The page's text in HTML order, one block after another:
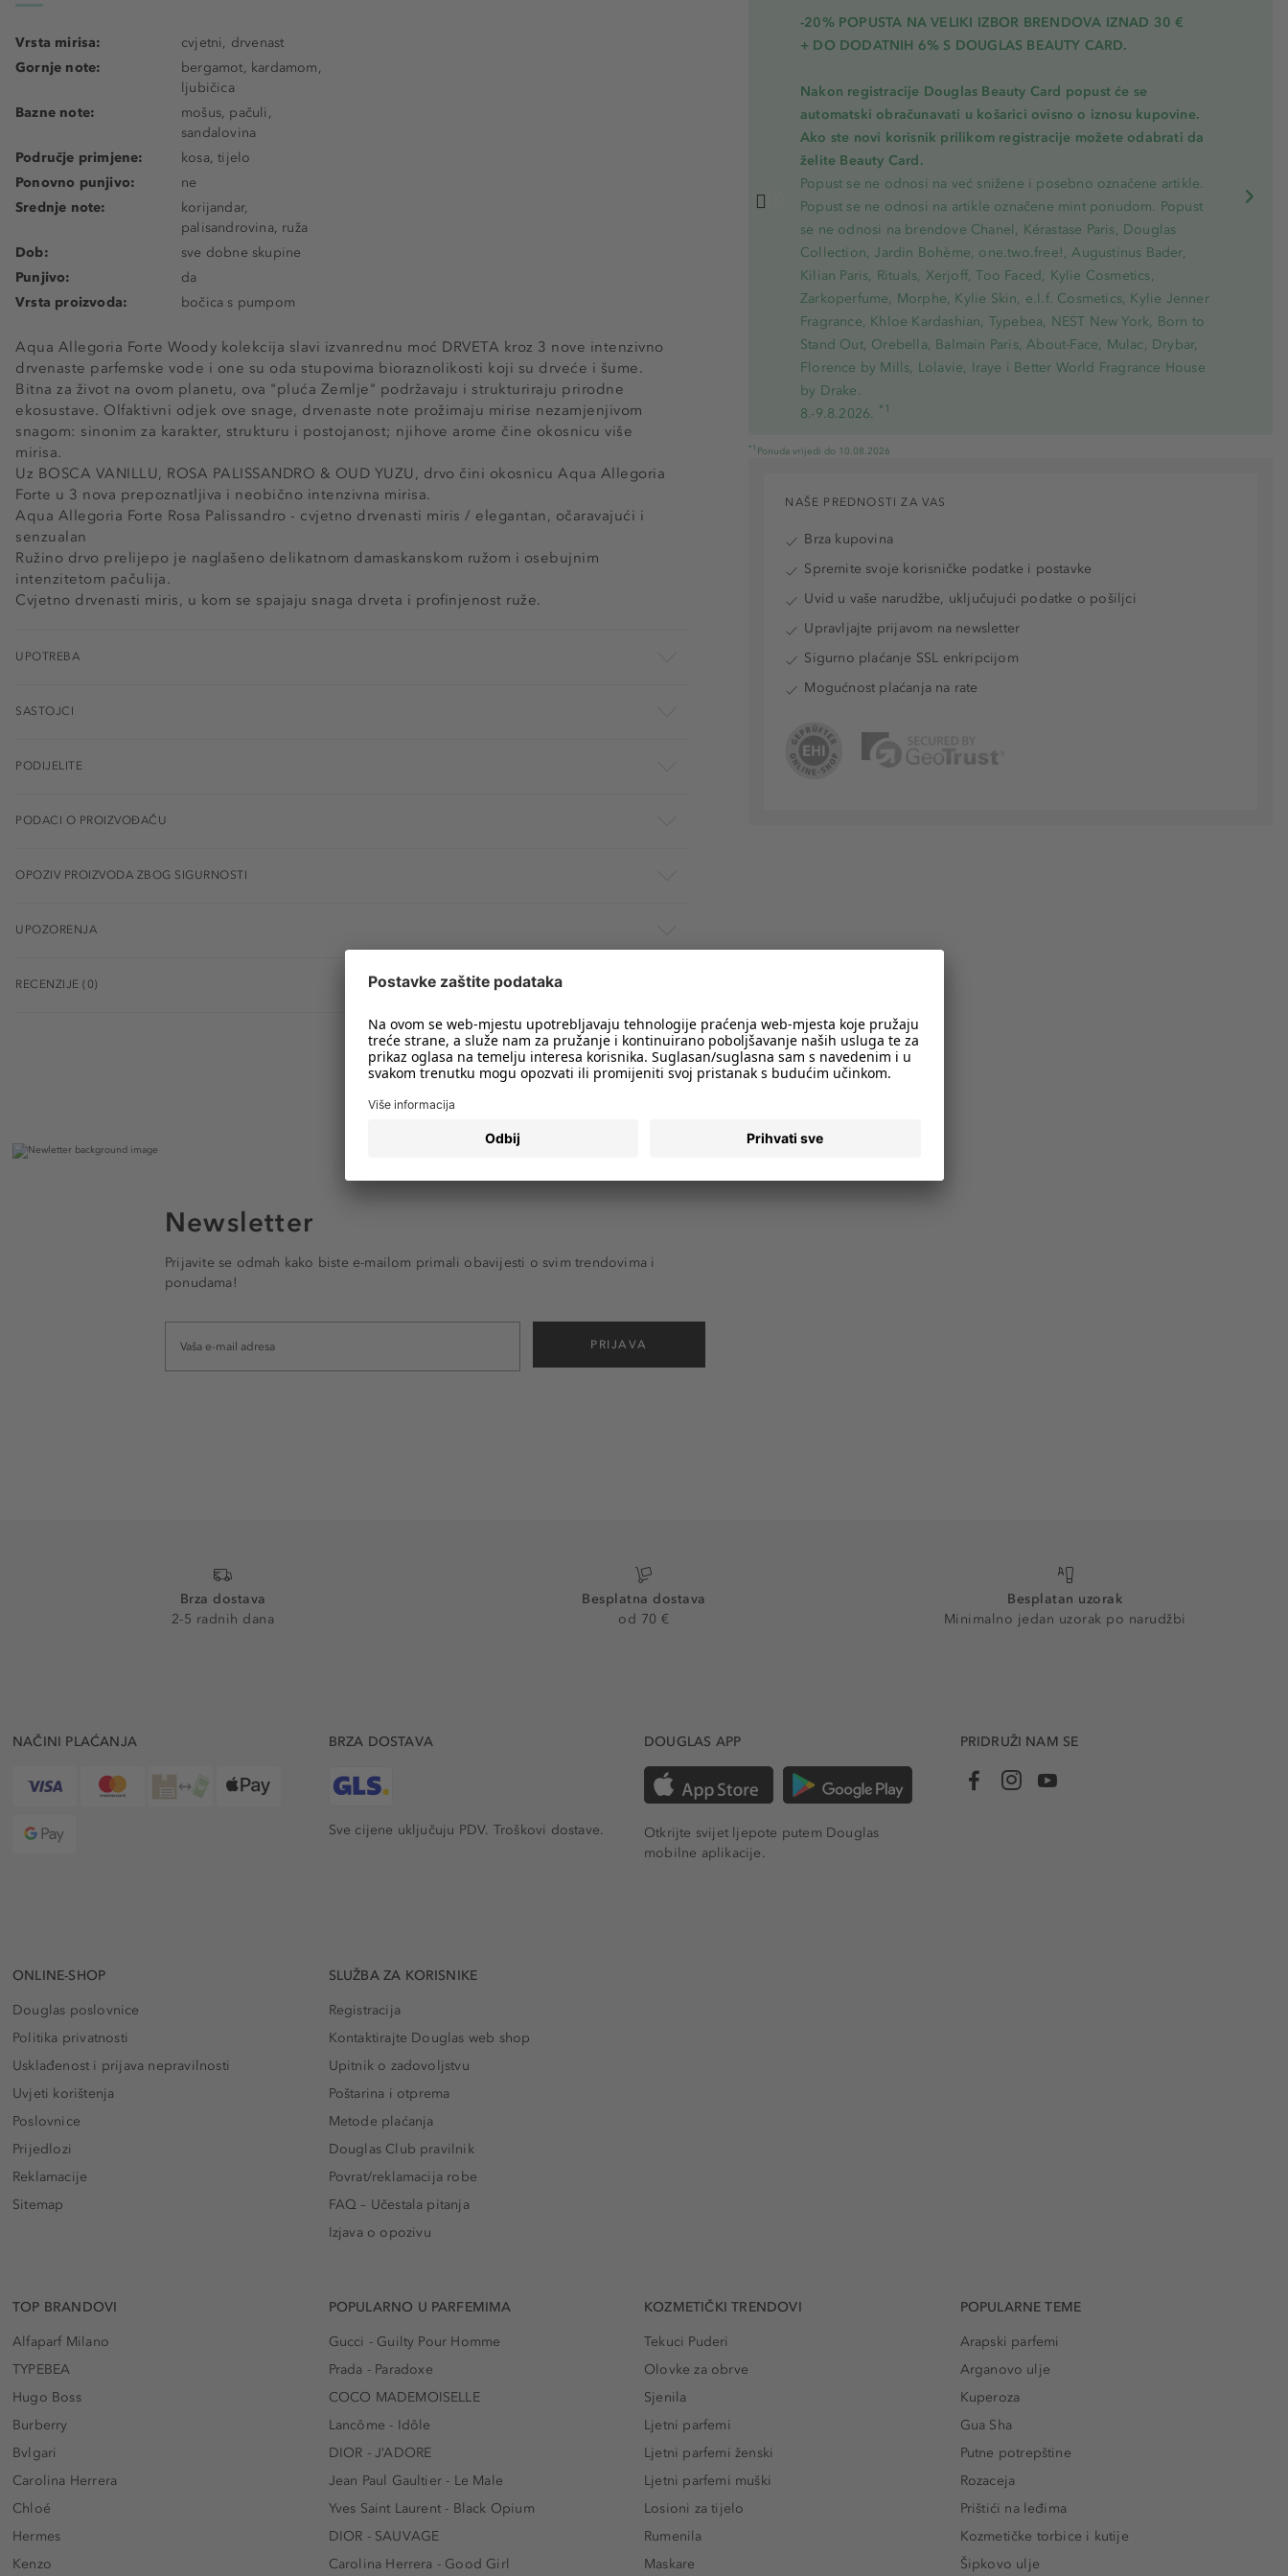
-20% POPUSTA NA VELIKI IZBOR BRENDOVA IZNAD 30 €
+ DO DODATNIH 6% S DOUGLAS BEAUTY CARD.
Nakon registracije Douglas Beauty Card popust će se
automatski obračunavati u košarici ovisno o iznosu kupovine.
Ako ste novi korisnik prilikom registracije možete odabrati da
želite Beauty Card.
Popust se ne odnosi na već snižene i posebno označene artikle.
Popust se ne odnosi na artikle označene mint ponudom. Popust
se ne odnosi na brendove Chanel, Kérastase Paris, Douglas
Collection, Jardin Bohème, one.two.free!, Augustinus Bader,
Kilian Paris, Rituals, Xerjoff, Too Faced, Kylie Cosmetics,
Zarkoperfume, Morphe, Kylie Skin, e.l.f. Cosmetics, Kylie Jenner
Fragrance, Khloe Kardashian, Typebea, NEST New York, Born to
Stand Out, Orebella, Balmain Paris, About-Face, Mulac, Drybar,
Florence by Mills, Lolavie, Iraye i Better World Fragrance House
by Drake.
8.-9.8.2026. *1
*1 Ponuda vrijedi do 10.08.2026
Aqua Allegoria Forte Woody kolekcija slavi izvanrednu moć DRVETA kroz 3 nove intenzivno
drvenaste parfemske vode i one su oda stupovima bioraznolikosti koji su drveće i šume.
Bitna za život na ovom planetu, ova "pluća Zemlje" podržavaju i strukturiraju prirodne
ekosustave. Olfaktivni odjek ove snage, drvenaste note prožimaju mirise nezamjenjivom
snagom: sinonim za karakter, strukturu i postojanost; njihove arome čine okosnicu više
mirisa.
Uz BOSCA VANILLU, ROSA PALISSANDRO & OUD YUZU, drvo čini okosnicu Aqua Allegoria
Forte u 3 nova prepoznatljiva i neobično intenzivna mirisa.
Aqua Allegoria Forte Rosa Palissandro - cvjetno drvenasti miris / elegantan, očaravajući i
senzualan
Ružino drvo prelijepo je naglašeno delikatnom damaskanskom ružom i osebujnim
intenzitetom pačulija.
Cvjetno drvenasti miris, u kom se spajaju snaga drveta i profinjenost ruže.
Vrsta mirisa:
cvjetni, drvenast
Gornje note:
bergamot, kardamom,
ljubičica
Bazne note:
mošus, pačuli,
sandalovina
Područje primjene:
kosa, tijelo
Ponovno punjivo:
ne
Srednje note:
korijandar,
palisandrovina, ruža
Dob:
sve dobne skupine
Punjivo:
da
Vrsta proizvoda:
bočica s pumpom
UPOTREBA
SASTOJCI
PODIJELITE
PODACI O PROIZVOĐAČU
OPOZIV PROIZVODA ZBOG SIGURNOSTI
UPOZORENJA
RECENZIJE (0)
NAŠE PREDNOSTI ZA VAS
Brza kupovina
Spremite svoje korisničke podatke i postavke
Uvid u vaše narudžbe, uključujući podatke o pošiljci
Upravljajte prijavom na newsletter
Sigurno plaćanje SSL enkripcijom
Mogućnost plaćanja na rate
Newsletter
Prijavite se odmah kako biste e-mailom primali obavijesti o svim trendovima i
ponudama!
PRIJAVA
Brza dostava
2-5 radnih dana
Besplatna dostava
od 70 €
Besplatan uzorak
Minimalno jedan uzorak po narudžbi
NAČINI PLAĆANJA BRZA DOSTAVA
Sve cijene uključuju PDV. Troškovi dostave.
DOUGLAS APP
Otkrijte svijet ljepote putem Douglas
mobilne aplikacije.
PRIDRUŽI NAM SE
ONLINE-SHOP
Douglas poslovnice
Politika privatnosti
Usklađenost i prijava nepravilnosti
Uvjeti korištenja
Poslovnice
Prijedlozi
Reklamacije
Sitemap
SLUŽBA ZA KORISNIKE
Registracija
Kontaktirajte Douglas web shop
Upitnik o zadovoljstvu
Poštarina i otprema
Metode plaćanja
Douglas Club pravilnik
Povrat/reklamacija robe
FAQ – Učestala pitanja
Izjava o opozivu
TOP BRANDOVI
Alfaparf Milano
TYPEBEA
Hugo Boss
Burberry
Bvlgari
Carolina Herrera
Chloé
Hermes
Kenzo
POPULARNO U PARFEMIMA
Gucci - Guilty Pour Homme
Prada - Paradoxe
COCO MADEMOISELLE
Lancôme - Idôle
DIOR - J’ADORE
Jean Paul Gaultier - Le Male
Yves Saint Laurent - Black Opium
DIOR - SAUVAGE
Carolina Herrera - Good Girl
KOZMETIČKI TRENDOVI
Tekuci Puderi
Olovke za obrve
Sjenila
Ljetni parfemi
Ljetni parfemi ženski
Ljetni parfemi muški
Losioni za tijelo
Rumenila
Maskare
POPULARNE TEME
Arapski parfemi
Arganovo ulje
Kuperoza
Gua Sha
Putne potrepštine
Rozaceja
Prištići na leđima
Kozmetičke torbice i kutije
Šipkovo ulje